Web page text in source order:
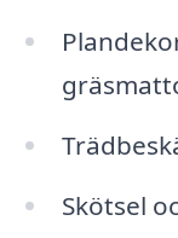
Skötsel